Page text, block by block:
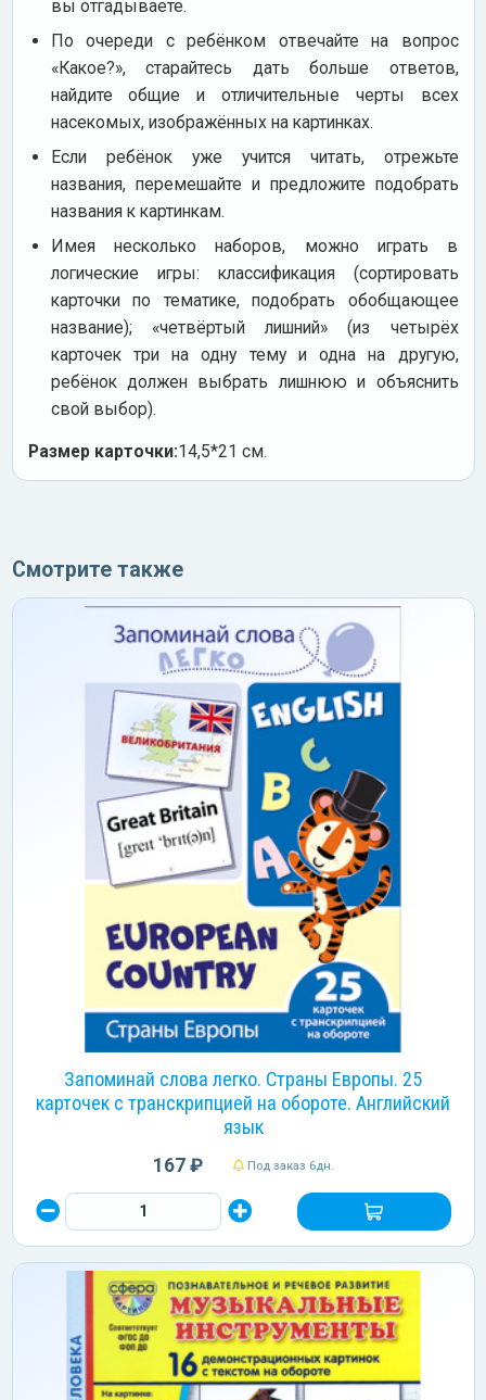
вы отгадываете.
По очереди с ребёнком отвечайте на вопрос
«Какое?», старайтесь дать больше ответов,
найдите общие и отличительные черты всех
насекомых, изображённых на картинках.
Если ребёнок уже учится читать, отрежьте
названия, перемешайте и предложите подобрать
названия к картинкам.
Имея несколько наборов, можно играть в
логические игры: классификация (сортировать
карточки по тематике, подобрать обобщающее
название); «четвёртый лишний» (из четырёх
карточек три на одну тему и одна на другую,
ребёнок должен выбрать лишнюю и объяснить
свой выбор).
Размер карточки:14,5*21 см.
Смотрите также
Запоминай слова легко. Страны Европы. 25
карточек с транскрипцией на обороте. Английский
язык
167 ₽ Под заказ 6дн.